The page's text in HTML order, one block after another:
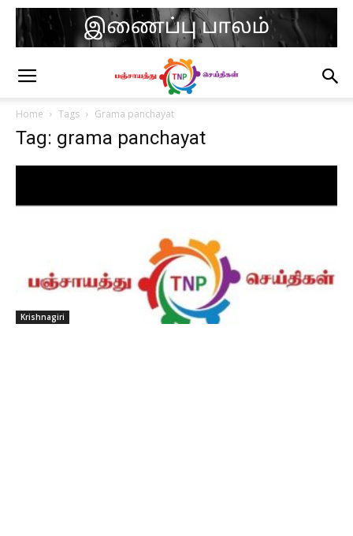
Home Tags Grama panchayat
Tag: grama panchayat
Krishnagiri